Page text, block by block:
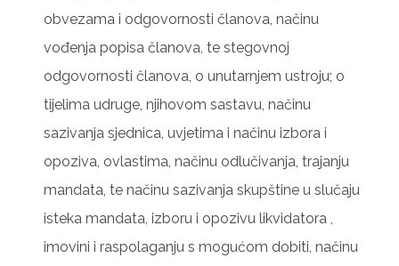
obvezama i odgovornosti članova, načinu
vođenja popisa članova, te stegovnoj
odgovornosti članova, o unutarnjem ustroju; o
tijelima udruge, njihovom sastavu, načinu
sazivanja sjednica, uvjetima i načinu izbora i
opoziva, ovlastima, načinu odlučivanja, trajanju
mandata, te načinu sazivanja skupštine u slučaju
isteka mandata, izboru i opozivu likvidatora ,
imovini i raspolaganju s mogućom dobiti, načinu